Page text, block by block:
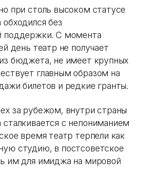
при столь высоком статусе
без
поддержки. С момента
день театр не получает
бюджета, не имеет крупных
главным образом на
билетов и редкие гранты.
за рубежом, внутри страны
с непониманием
время театр терпели как
студию, в постсоветское
им для имиджа на мировой